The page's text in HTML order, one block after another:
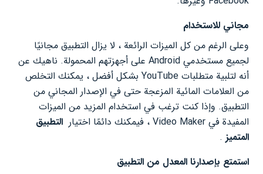
مجاني للاستخدام
وعلى الرغم من كل الميزات الرائعة ، لا يزال التطبيق مجانيًا
لجميع مستخدمي Android على أجهزتهم المحمولة. ناهيك عن
أنه لتلبية متطلبات YouTube بشكل أفضل ، يمكنك التخلص
من العلامات المائية المزعجة حتى في الإصدار المجاني من
التطبيق. وإذا كنت ترغب في استخدام المزيد من الميزات
المفيدة في Video Maker ، فيمكنك دائمًا اختيار
التطبيق
المتميز .
استمتع بإصدارنا المعدل من التطبيق